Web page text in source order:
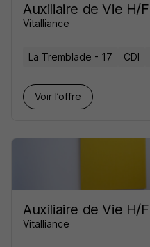
Auxiliaire de Vie H/F
Vitalliance
La Tremblade - 17 CDI
Voir l’offre
Auxiliaire de Vie H/F
Vitalliance